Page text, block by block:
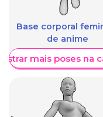
Base corporal
de anime
mais poses na